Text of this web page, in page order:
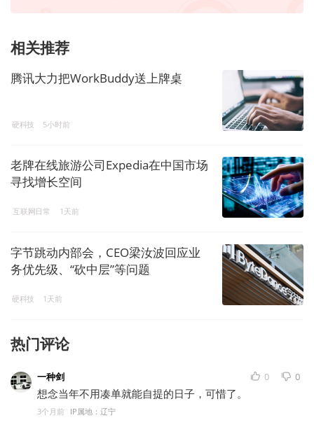
相关推荐
腾讯大力把WorkBuddy送上牌桌
硬科技 5小时前
老牌在线旅游公司Expedia在中国市场
寻找增长空间
互联网日常 1天前
字节跳动内部会，CEO梁汝波回应业
务优先级、“砍中层”等问题
硬科技 1天前
热门评论
一种剑 0 0
想念当年不用凑单就能自提的日子，可惜了。
3个月前 IP属地：辽宁